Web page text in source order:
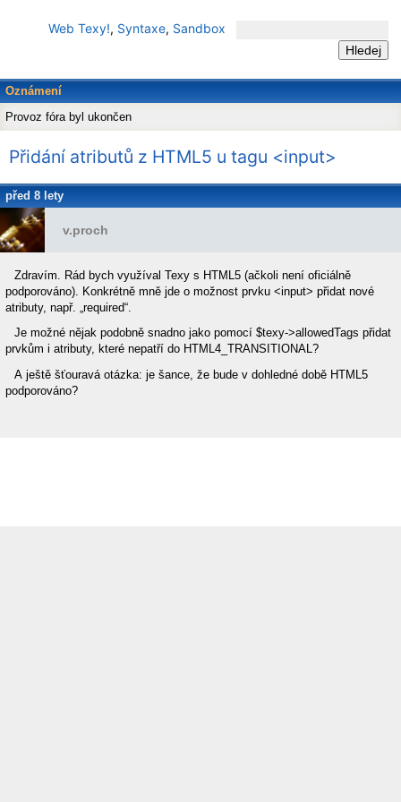
Web Texy!, Syntaxe, Sandbox
Oznámení
Provoz fóra byl ukončen
Přidání atributů z HTML5 u tagu <input>
před 8 lety
v.proch
Zdravím. Rád bych využíval Texy s HTML5 (ačkoli není oficiálně
podporováno). Konkrétně mně jde o možnost prvku <input> přidat nové
atributy, např. „required“.
Je možné nějak podobně snadno jako pomocí $texy->allowedTags přidat
prvkům i atributy, které nepatří do HTML4_TRANSITIONAL?
A ještě šťouravá otázka: je šance, že bude v dohledné době HTML5
podporováno?